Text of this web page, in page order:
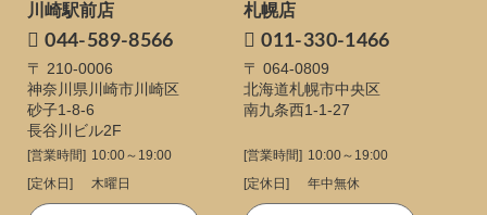
川崎駅前店
044-589-8566
〒 210-0006
神奈川県川崎市川崎区
砂子1-8-6
長谷川ビル2F
[営業時間] 10:00～19:00
[定休日]
木曜日
札幌店
011-330-1466
〒 064-0809
北海道札幌市中央区
南九条西1-1-27
[営業時間] 10:00～19:00
[定休日]
年中無休